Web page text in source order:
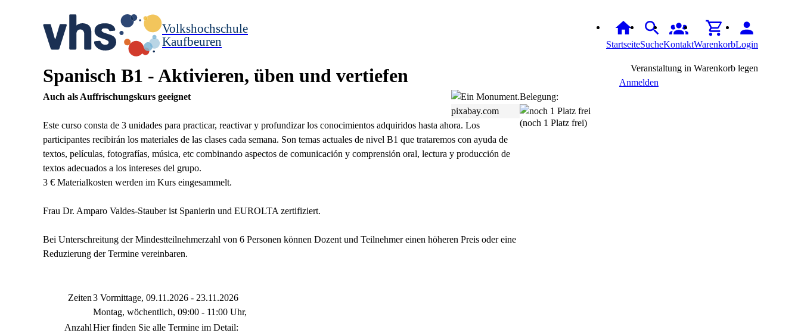
Volkshochschule
Kaufbeuren
StartseiteSucheKontaktWarenkorbLogin
Spanisch B1 - Aktivieren, üben und vertiefen
pixabay.com
Auch als Auffrischungskurs geeignet
Este curso consta de 3 unidades para practicar, reactivar y profundizar los conocimientos adquiridos hasta ahora. Los
participantes recibirán los materiales de las clases cada semana. Son temas actuales de nivel B1 que trataremos con ayuda de
textos, películas, fotografías, música, etc combinando aspectos de comunicación y comprensión oral, lectura y producción de
textos adecuados a los intereses del grupo.
3 € Materialkosten werden im Kurs eingesammelt.
Frau Dr. Amparo Valdes-Stauber ist Spanierin und EUROLTA zertifiziert.
Bei Unterschreitung der Mindestteilnehmerzahl von 6 Personen können Dozent und Teilnehmer einen höheren Preis oder eine
Reduzierung der Termine vereinbaren.
Zeiten3 Vormittage, 09.11.2026 - 23.11.2026
Montag, wöchentlich, 09:00 - 11:00 Uhr,
AnzahlHier finden Sie alle Termine im Detail:
Veranstaltung in Warenkorb legen
Anmelden
Belegung:
(noch 1 Platz frei)